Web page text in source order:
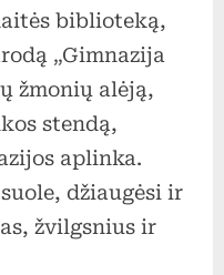
biblioteką,
„Gimnazija
žmonių alėją,
stendą,
aplinka.
džiaugėsi ir
žvilgsnius ir